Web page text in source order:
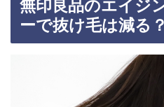
無印良品のエイジ
ーで抜け毛は減る？